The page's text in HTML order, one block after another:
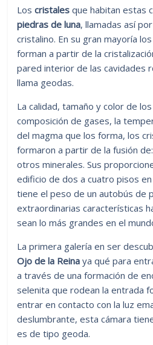
Loscristales que habitan estas
piedras de luna, llamadas así
cristalino. En su gran mayoría
forman a partir de la
pared interior de las cavidades
llama geodas.
La calidad, tamaño y color de
composición de gases, la
del magma que los forma, los
formaron a partir de la fusión
otros minerales. Sus
edificio de dos a cuatro pisos
tiene el peso de un autobús de
extraordinarias características
sean lo más grandes en el
La primera galería en ser
Ojo de la Reina ya qué para
a través de una formación de
selenita que rodean la entrada
entrar en contacto con la luz
deslumbrante, esta cámara
es de tipo geoda.